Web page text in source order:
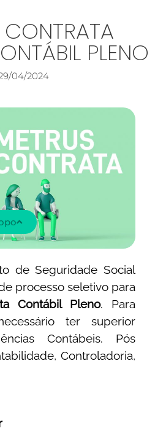
CONTRATA
PLENO
04/2024
de Seguridade Social
processo seletivo para
Contábil Pleno. Para
ter superior
Contábeis. Pós
Controladoria,